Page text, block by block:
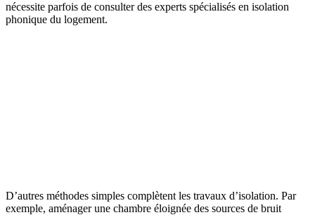
nécessite parfois de consulter des experts spécialisés en isolation
phonique du logement.
D’autres méthodes simples complètent les travaux d’isolation. Par
exemple, aménager une chambre éloignée des sources de bruit